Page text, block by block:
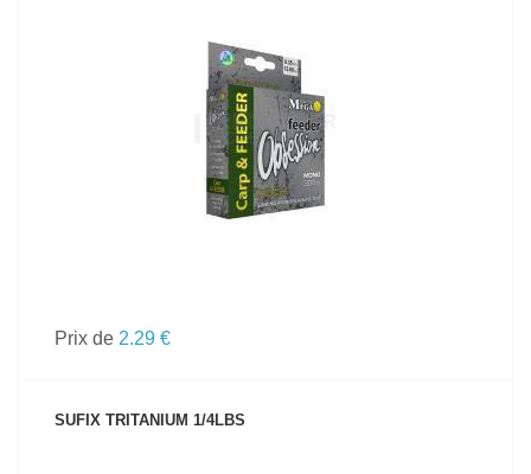
VOIR LE PRODUIT
Prix de 2.29 €
SUFIX TRITANIUM 1/4LBS